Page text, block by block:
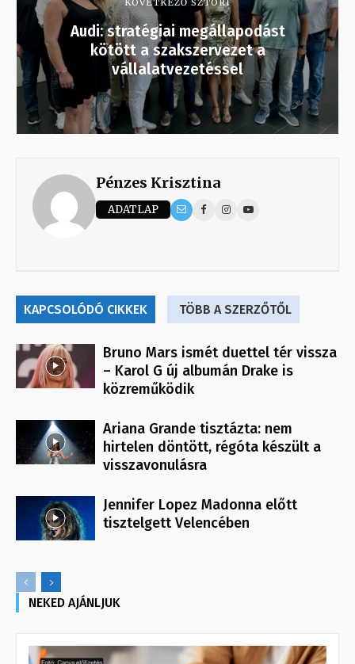
Audi: stratégiai megállapodást
kötött a szakszervezet a
vállalatvezetéssel
Pénzes Krisztina
ADATLAP
KAPCSOLÓDÓ CIKKEK TÖBB A SZERZŐTŐL
Bruno Mars ismét duettel tér vissza
– Karol G új albumán Drake is
közreműködik
Ariana Grande tisztázta: nem
hirtelen döntött, régóta készült a
visszavonulásra
Jennifer Lopez Madonna előtt
tisztelgett Velencében
NEKED AJÁNLJUK